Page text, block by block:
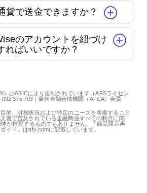
貨で送金できますか？
のアカウントを紐づけ
ればいいですか？
）はASICにより規制されています（AFSライセン
375 703｜豪州金融苦情機関（AFCA）会員
的、財務状況および特定のニーズを考慮すること
書で言及されている金融商品すべての利点に関
が推奨するものでもありません。「商品開示声
イド」はofx.comに記載しています。